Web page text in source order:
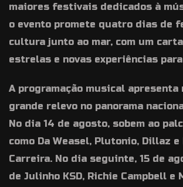
maiores festivais dedicados à
o evento promete quatro dias de
cultura junto ao mar, com um
estrelas e novas experiências
A programação musical apresenta
grande relevo no panorama
No dia 14 de agosto, sobem ao
como Da Weasel, Plutonio, Dillaz e
Carreira. No dia seguinte, 15 de
de Julinho KSD, Richie Campbell e